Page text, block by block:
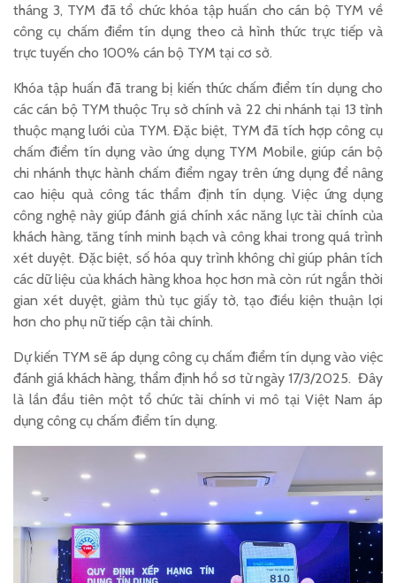
tháng 3, TYM đã tổ chức khóa tập huấn cho cán bộ TYM về
công cụ chấm điểm tín dụng theo cả hình thức trực tiếp và
trực tuyến cho 100% cán bộ TYM tại cơ sở.
Khóa tập huấn đã trang bị kiến thức chấm điểm tín dụng cho
các cán bộ TYM thuộc Trụ sở chính và 22 chi nhánh tại 13 tỉnh
thuộc mạng lưới của TYM. Đặc biệt, TYM đã tích hợp công cụ
chấm điểm tín dụng vào ứng dụng TYM Mobile, giúp cán bộ
chi nhánh thực hành chấm điểm ngay trên ứng dụng để nâng
cao hiệu quả công tác thẩm định tín dụng. Việc ứng dụng
công nghệ này giúp đánh giá chính xác năng lực tài chính của
khách hàng, tăng tính minh bạch và công khai trong quá trình
xét duyệt. Đặc biệt, số hóa quy trình không chỉ giúp phân tích
các dữ liệu của khách hàng khoa học hơn mà còn rút ngắn thời
gian xét duyệt, giảm thủ tục giấy tờ, tạo điều kiện thuận lợi
hơn cho phụ nữ tiếp cận tài chính.
Dự kiến TYM sẽ áp dụng công cụ chấm điểm tín dụng vào việc
đánh giá khách hàng, thẩm định hồ sơ từ ngày 17/3/2025. Đây
là lần đầu tiên một tổ chức tài chính vi mô tại Việt Nam áp
dụng công cụ chấm điểm tín dụng.